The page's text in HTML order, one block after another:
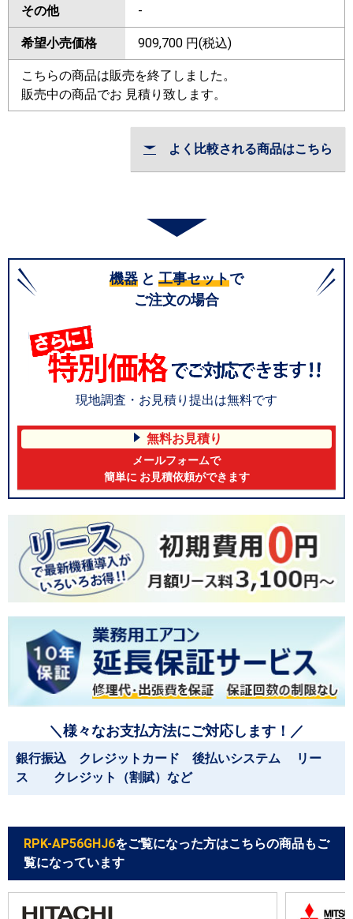
その他 -
希望小売価格 909,700 円(税込)
こちらの商品は販売を終了しました。
販売中の商品でお 見積り致します。
よく比較される商品はこちら
機器 と 工事セットで
ご注文の場合
現地調査・お見積り提出は無料です
無料お見積り
メールフォームで
簡単に お見積依頼ができます
＼様々なお支払方法にご対応します！／
銀行振込 クレジットカード 後払いシステム リー
ス クレジット（割賦）など
RPK-AP56GHJ6をご覧になった方はこちらの商品もご
覧になっています